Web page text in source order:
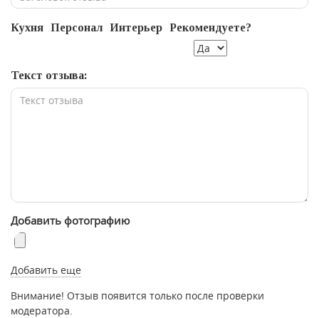
Кухня Персонал Интерьер Рекомендуете?
Текст отзыва:
Добавить фотографию
Добавить еще
Внимание! Отзыв появится только после проверки
модератора.